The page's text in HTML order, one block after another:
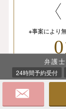
※事案により
※法
※国際案件の
弁護
24時間予約受付